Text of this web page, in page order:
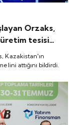
Orzaks,
tesisi
Kazakistan'ın
attığını bildirdi.